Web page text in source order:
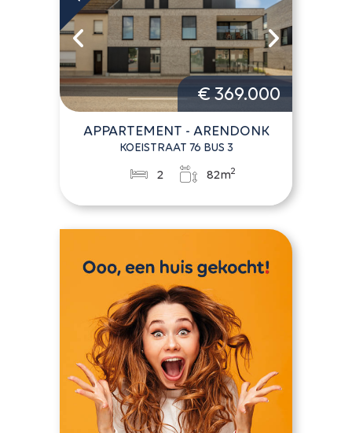
€ 369.000
APPARTEMENT - ARENDONK
KOEISTRAAT 76 BUS 3
2 82m2